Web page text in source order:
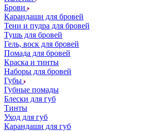
Брови
Карандаши для бровей
Тени и пудра для бровей
Тушь для бровей
Гель, воск для бровей
Помада для бровей
Краска и тинты
Наборы для бровей
Губы
Губные помады
Блески для губ
Тинты
Уход для губ
Карандаши для губ